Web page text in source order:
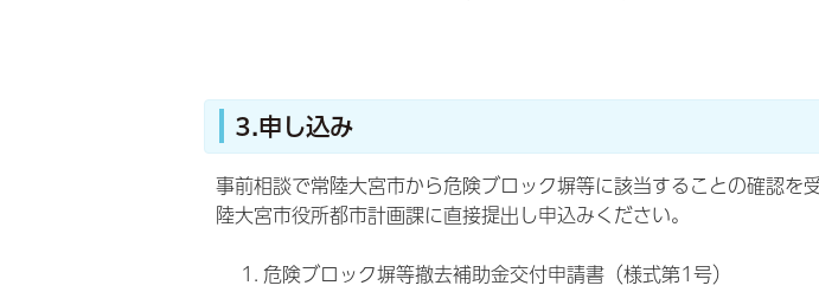
3.申し込み
事前相談で常陸大宮市から危険ブロック塀等に該当することの確認を
陸大宮市役所都市計画課に直接提出し申込みください。
危険ブロック塀等撤去補助金交付申請書（様式第1号）